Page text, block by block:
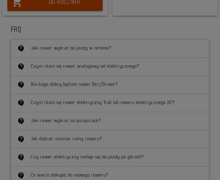
DO KOSZYKA
FAQ
contact_support Jaki rower wybrać do jazdy w terenie?
contact_support Czym różni się rower analogowy od elektrycznego?
contact_support Dla kogo dobry będzie rower Dirt/Street?
contact_support Czym różni się rower elektryczny Trail od roweru elektrycznego XC?
contact_support Jaki rower wybrać na pumptrack?
contact_support Jak dobrać rozmiar ramy roweru?
contact_support Czy rower elektryczny nadaje się do jazdy po górach?
contact_support Co warto dokupić do nowego roweru?